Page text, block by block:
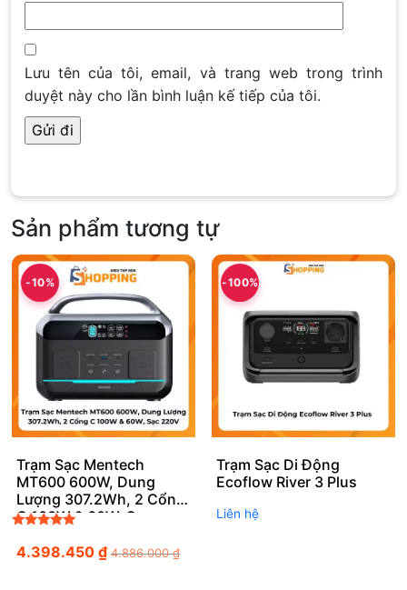
Lưu tên của tôi, email, và trang web trong trình
duyệt này cho lần bình luận kế tiếp của tôi.
Sản phẩm tương tự
-10%
Trạm Sạc Mentech
MT600 600W, Dung
Lượng 307.2Wh, 2 Cổng
C 100W & 60W, Sạc
hạng
5.00
4.398.450 ₫ 4.886.000₫
-100%
Trạm Sạc Di Động
Ecoflow River 3 Plus
Liên hệ